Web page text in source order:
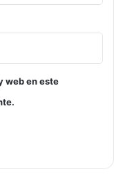
web en este